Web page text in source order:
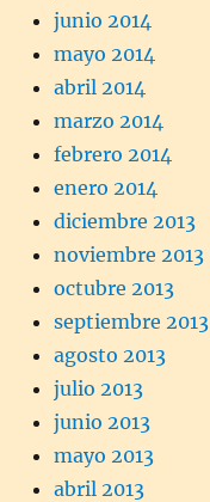
junio 2014
mayo 2014
abril 2014
marzo 2014
febrero 2014
enero 2014
diciembre 2013
noviembre 2013
octubre 2013
septiembre 2013
agosto 2013
julio 2013
junio 2013
mayo 2013
abril 2013